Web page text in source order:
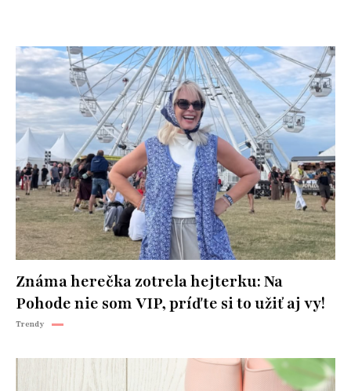
Známa herečka zotrela hejterku: Na
Pohode nie som VIP, príďte si to užiť aj vy!
Trendy